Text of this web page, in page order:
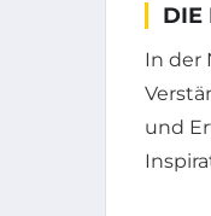
DIE
In der
und